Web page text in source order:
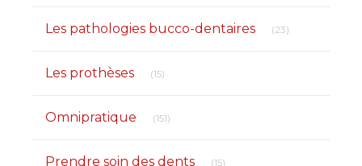
Les pathologies bucco-dentaires (23)
Les prothèses (15)
Omnipratique (151)
Prendre soin des dents (15)